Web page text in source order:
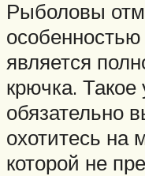
Рыболовы
является
крючка.
обязательно
охотитесь на
которой не